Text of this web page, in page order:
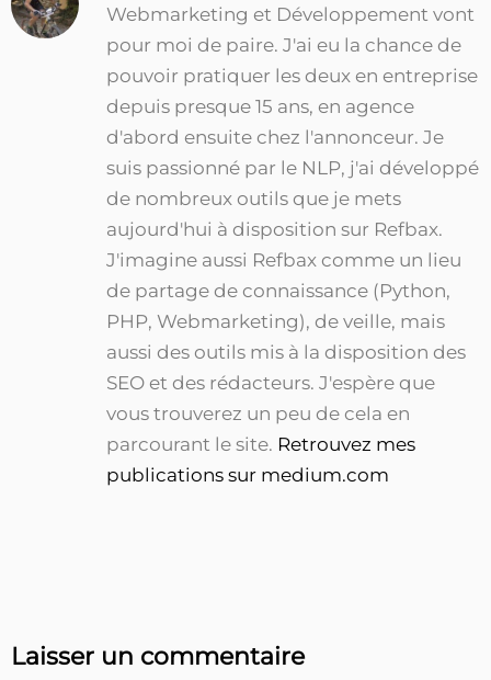
Webmarketing et Développement vont
pour moi de paire. J'ai eu la chance de
pouvoir pratiquer les deux en entreprise
depuis presque 15 ans, en agence
d'abord ensuite chez l'annonceur. Je
suis passionné par le NLP, j'ai développé
de nombreux outils que je mets
aujourd'hui à disposition sur Refbax.
J'imagine aussi Refbax comme un lieu
de partage de connaissance (Python,
PHP, Webmarketing), de veille, mais
aussi des outils mis à la disposition des
SEO et des rédacteurs. J'espère que
vous trouverez un peu de cela en
parcourant le site. Retrouvez mes
publications sur medium.com
Laisser un commentaire